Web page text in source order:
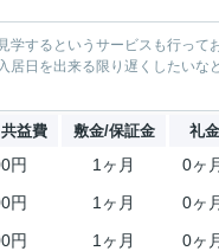
するというサービスも行って
居日を出来る限り遅くしたい
益費 敷金/保証金 礼金
円 1ヶ月 0ヶ
円 1ヶ月 0ヶ
円 1ヶ月 0ヶ